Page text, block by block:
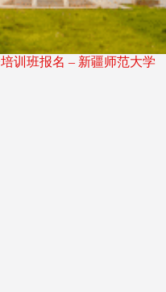
训班报名 – 新疆师范大学